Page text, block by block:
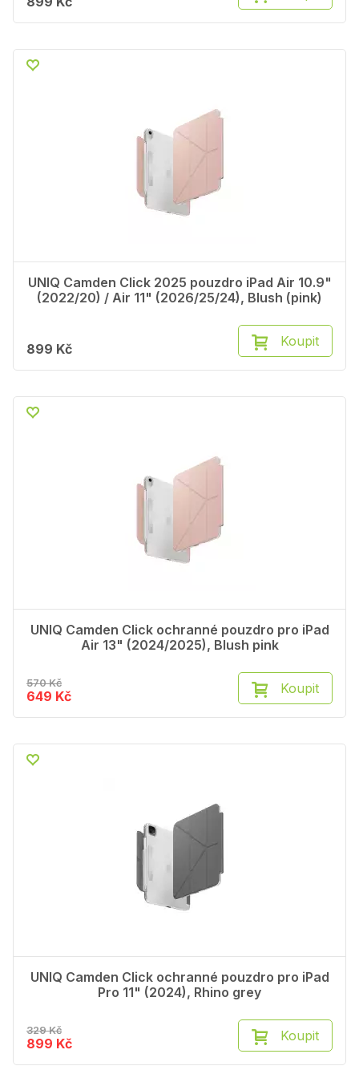
UNIQ Camden Click 2025 pouzdro iPad Air 10.9"
(2022/20) / Air 11" (2026/25/24), Blush (pink)
899 Kč Koupit
UNIQ Camden Click ochranné pouzdro pro iPad
Air 13" (2024/2025), Blush pink
570 Kč
649 Kč Koupit
UNIQ Camden Click ochranné pouzdro pro iPad
Pro 11" (2024), Rhino grey
329 Kč
899 Kč Koupit